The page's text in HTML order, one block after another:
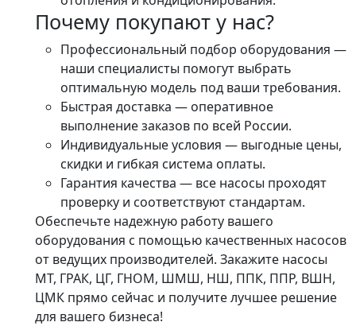
Почему покупают у нас?
Профессиональный подбор оборудования —
наши специалисты помогут выбрать
оптимальную модель под ваши требования.
Быстрая доставка — оперативное
выполнение заказов по всей России.
Индивидуальные условия — выгодные цены,
скидки и гибкая система оплаты.
Гарантия качества — все насосы проходят
проверку и соответствуют стандартам.
Обеспечьте надежную работу вашего
оборудования с помощью качественных насосов
от ведущих производителей. Закажите насосы
МТ, ГРАК, ЦГ, ГНОМ, ШМШ, НШ, ППК, ППР, ВШН,
ЦМК прямо сейчас и получите лучшее решение
для вашего бизнеса!